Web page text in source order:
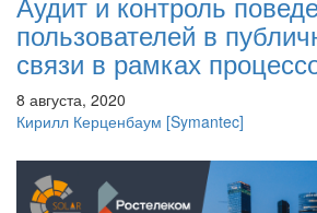
пользователей в
связи в рамках
8 августа, 2020
Кирилл Керценбаум [Symantec]